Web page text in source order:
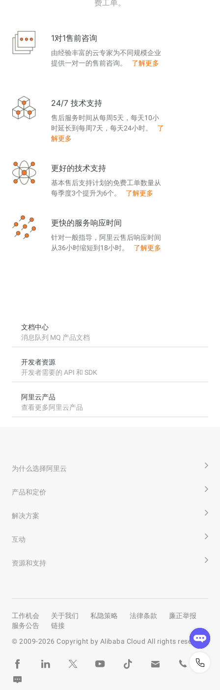
费工单。
1对1售前咨询
由经验丰富的云专家为不同规模企业
提供一对一的售前咨询。
了解更多
24/7 技术支持
售后服务时间从每周5天，每天10小
时延长到每周7天，每天24小时。
了
解更多
更好的技术支持
基本售后支持计划的免费工单数量从
每季度3个提升为6个。
了解更多
更快的服务响应时间
针对一般指导，阿里云售后响应时间
从36小时缩短到18小时。
了解更多
文档中心
消息队列 MQ 产品文档
开发者资源
开发者需要的 API 和 SDK
阿里云产品
查看更多阿里云产品
为什么选择阿里云
产品和定价
解决方案
互动
资源和支持
工作机会 关于我们 私隐策略 法律条款
廉正举报
服务公告
链接
© 2009-2026 Copyright by Alibaba Cloud All rights reserved